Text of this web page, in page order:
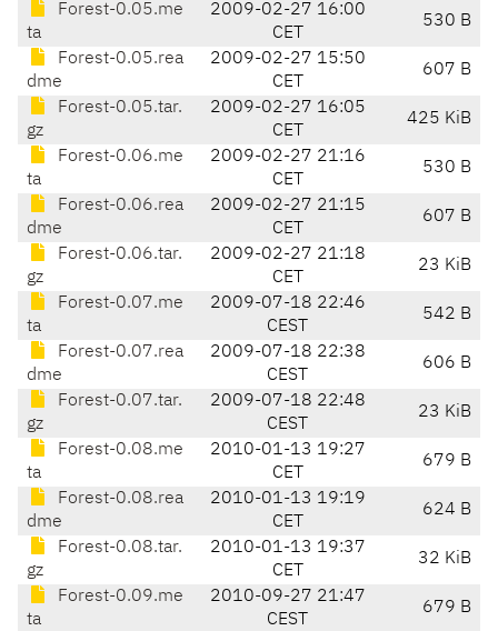
Forest-0.05.me
ta
2009-02-27 16:00
CET
530 B
Forest-0.05.rea
dme
2009-02-27 15:50
CET
607 B
Forest-0.05.tar.
gz
2009-02-27 16:05
CET
425 KiB
Forest-0.06.me
ta
2009-02-27 21:16
CET
530 B
Forest-0.06.rea
dme
2009-02-27 21:15
CET
607 B
Forest-0.06.tar.
gz
2009-02-27 21:18
CET
23 KiB
Forest-0.07.me
ta
2009-07-18 22:46
CEST
542 B
Forest-0.07.rea
dme
2009-07-18 22:38
CEST
606 B
Forest-0.07.tar.
gz
2009-07-18 22:48
CEST
23 KiB
Forest-0.08.me
ta
2010-01-13 19:27
CET
679 B
Forest-0.08.rea
dme
2010-01-13 19:19
CET
624 B
Forest-0.08.tar.
gz
2010-01-13 19:37
CET
32 KiB
Forest-0.09.me
ta
2010-09-27 21:47
CEST
679 B